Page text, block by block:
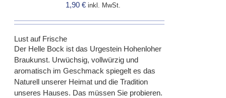
1,90€ inkl. MwSt.
Lust auf Frische
Der Helle Bock ist das Urgestein Hohenloher
Braukunst. Urwüchsig, vollwürzig und
aromatisch im Geschmack spiegelt es das
Naturell unserer Heimat und die Tradition
unseres Hauses. Das müssen Sie probieren.